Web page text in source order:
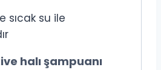
sıcak su ile
halı şampuanı